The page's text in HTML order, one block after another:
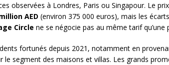
observées à Londres, Paris ou Singapour. Le
AED (environ 375 000 euros), mais les
Circle ne se négocie pas au même tarif qu’une
fortunés depuis 2021, notamment en
le segment des maisons et villas. Les grands